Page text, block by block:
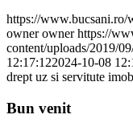
https://www.bucsani.ro/
owner owner https://
content/uploads/2019/
12:17:122024-10-08
drept uz si servitute
Bun venit